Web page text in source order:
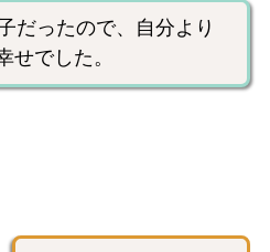
だったので、自分より
せでした。